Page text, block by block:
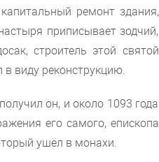
ремонт здания,
приписывает зодчий,
строитель этой святой
виду реконструкцию.
он, и около 1093 года
его самого, епископа
ушёл в монахи.